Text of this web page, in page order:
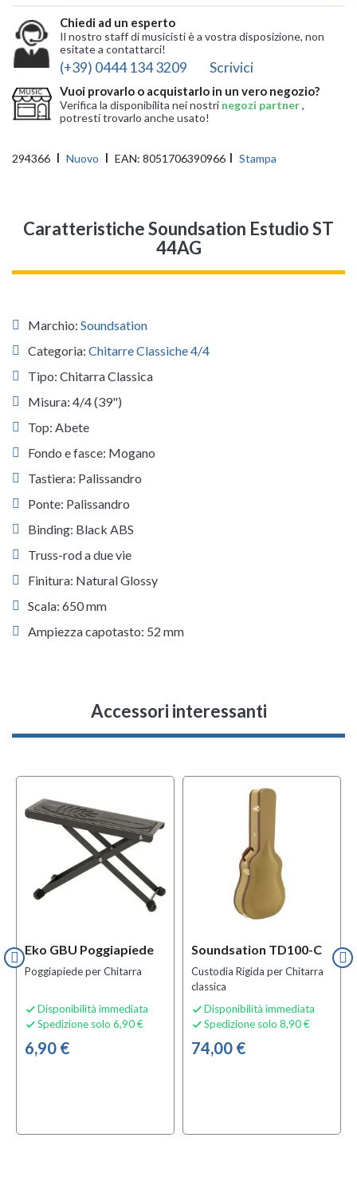
Chiedi ad un esperto
Il nostro staff di musicisti è a vostra disposizione, non
esitate a contattarci!
(+39) 0444 134 3209 Scrivici
Vuoi provarlo o acquistarlo in un vero negozio?
Verifica la disponibilita nei nostri negozi partner,
potresti trovarlo anche usato!
294366 Nuovo EAN: 8051706390966 Stampa
Caratteristiche Soundsation Estudio ST
44AG
Marchio: Soundsation
Categoria: Chitarre Classiche 4/4
Tipo: Chitarra Classica
Misura: 4/4 (39")
Top: Abete
Fondo e fasce: Mogano
Tastiera: Palissandro
Ponte: Palissandro
Binding: Black ABS
Truss-rod a due vie
Finitura: Natural Glossy
Scala: 650 mm
Ampiezza capotasto: 52 mm
Accessori interessanti
Eko GBU Poggiapiede
Poggiapiede per Chitarra
 Disponibilità immediata
 Spedizione solo 6,90 €
6,90 €
Soundsation TD100-C
Custodia Rigida per Chitarra
classica
 Disponibilità immediata
 Spedizione solo 8,90 €
74,00 €